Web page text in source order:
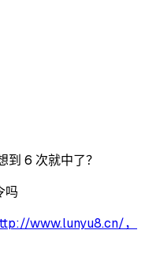
6 次就中了？
吗
www.lunyu8.cn/，